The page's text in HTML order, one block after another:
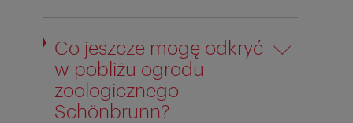
Co jeszcze mogę odkryć
w pobliżu ogrodu
zoologicznego
Schönbrunn?